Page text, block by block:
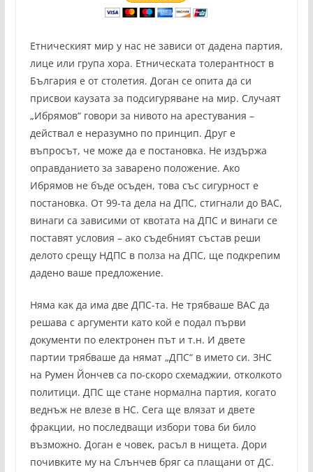
Етническият мир у нас не зависи от дадена партия,
лице или група хора. Етническата толерантност в
България е от столетия. Доган се опита да си
присвои каузата за подсигуряване на мир. Случаят
„Ибрямов“ говори за нивото на арестувания –
действал е неразумно по принцип. Друг е
въпросът, че може да е постановка. Не издържа
оправданието за заварено положение. Ако
Ибрямов не бъде осъден, това със сигурност е
постановка. От 99-та дела на ДПС, стигнали до ВАС,
винаги са зависими от квотата на ДПС и винаги се
поставят условия – ако съдебният състав реши
делото срещу НДПС в полза на ДПС, ще подкрепим
дадено ваше предложение.
Няма как да има две ДПС-та. Не трябваше ВАС да
решава с аргументи като кой е подал първи
документи по електронен път и т.н. И двете
партии трябваше да нямат „ДПС“ в името си. ЗНС
на Румен Йончев са по-скоро схемаджии, отколкото
политици. ДПС ще стане нормална партия, когато
веднъж не влезе в НС. Сега ще влязат и двете
фракции, но последващи избори това би било
възможно. Доган е човек, расъл в нищета. Дори
почивките му на Слънчев бряг са плащани от ДС.